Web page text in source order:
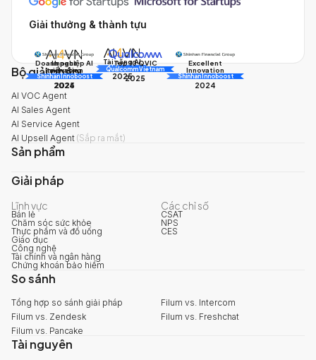
Giải thưởng & thành tựu
Doanh nghiệp AI
triển vọng
AI Awards
2025
Tài năng AI
AI Awards
2025
Excellent
Innovation
Shinhan Innoboost
2024
Impact
Innovation
Shinhan Innoboost
2024
Top 10 QVIC
Qualcomm Vietnam
2025
Bộ giải pháp
AI VOC Agent
AI Sales Agent
AI Service Agent
AI Upsell Agent (Sắp ra mắt)
Sản phẩm
Giải pháp
Lĩnh vực
Bán lẻ
Chăm sóc sức khỏe
Thực phẩm và đồ uống
Giáo dục
Công nghệ
Tài chính và ngân hàng
Chứng khoán bảo hiểm
Các chỉ số
CSAT
NPS
CES
So sánh
Tổng hợp so sánh giải pháp
Filum vs. Intercom
Filum vs. Zendesk
Filum vs. Freshchat
Filum vs. Pancake
Tài nguyên